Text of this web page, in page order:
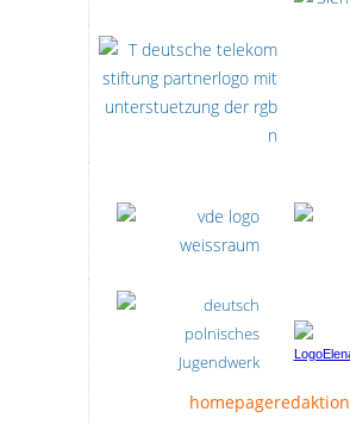
homepageredaktion